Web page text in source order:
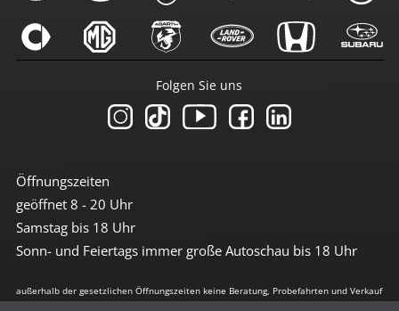
Öffnungszeiten
geöffnet 8 - 20 Uhr
Samstag bis 18 Uhr
Sonn- und Feiertags immer große Autoschau bis 18 Uhr
Folgen Sie uns
außerhalb der gesetzlichen Öffnungszeiten keine Beratung, Probefahrten und Verkauf